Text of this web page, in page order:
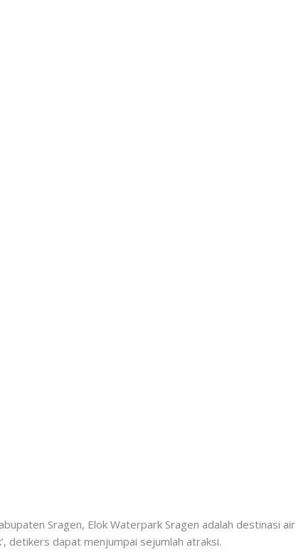
Sragen, Elok Waterpark Sragen adalah destinasi air
detikers dapat menjumpai sejumlah atraksi.